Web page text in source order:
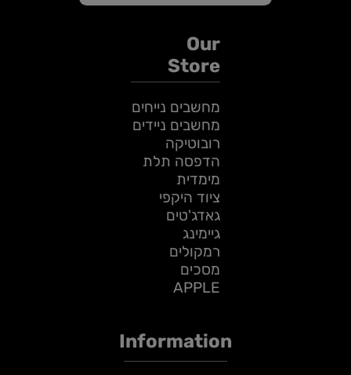
Our
Store
מחשבים נייחים
מחשבים ניידים
רובוטיקה
הדפסה תלת
מימדית
ציוד היקפי
גאדג'טים
גיימינג
רמקולים
מסכים
APPLE
Information